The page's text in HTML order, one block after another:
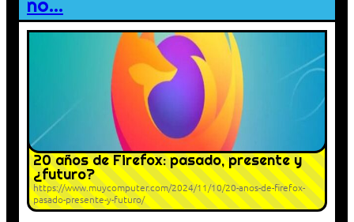
no…
20 años de Firefox: pasado, presente y
¿futuro?
https://www.muycomputer.com/2024/11/10/20-anos-de-firefox-
pasado-presente-y-futuro/